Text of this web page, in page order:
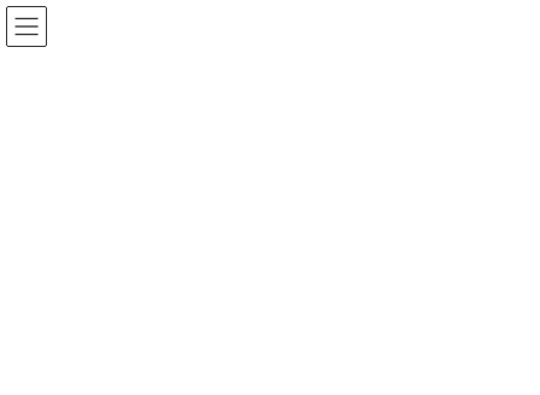
コ
ン
ナ
ビ